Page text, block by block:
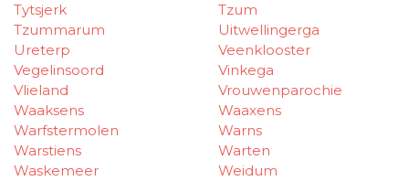
Tytsjerk
Tzum
Tzummarum
Uitwellingerga
Ureterp
Veenklooster
Vegelinsoord
Vinkega
Vlieland
Vrouwenparochie
Waaksens
Waaxens
Warfstermolen
Warns
Warstiens
Warten
Waskemeer
Weidum